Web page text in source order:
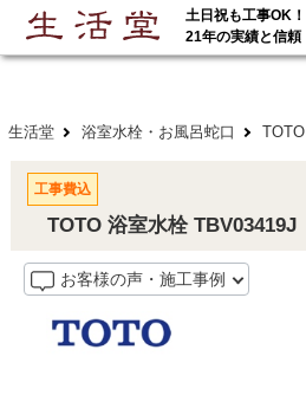
ご利用 288万･工事実績117万件!
土日祝も工事OK！
21年の実績と信頼
生活堂 浴室水栓・お風呂蛇口 TOTO
工事費込
TOTO 浴室水栓 TBV03419J
お客様の声・施工事例